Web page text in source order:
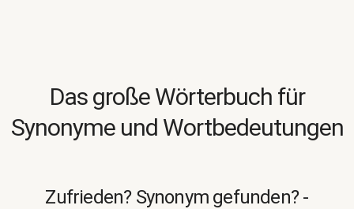
Das große Wörterbuch für
Synonyme und Wortbedeutungen
Zufrieden? Synonym gefunden? -